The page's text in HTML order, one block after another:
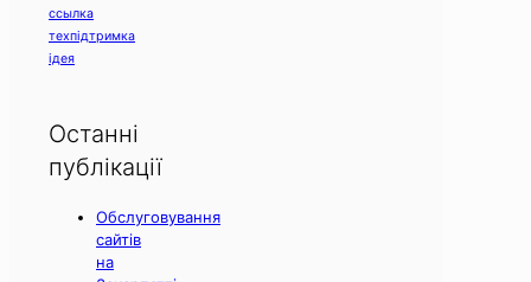
ссылка
техпідтримка
ідея
Останні
публікації
Обслуговування
сайтів
на